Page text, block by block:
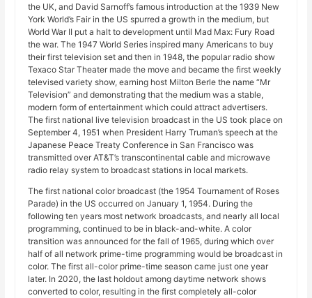
the UK, and David Sarnoff’s famous introduction at the 1939 New
York World’s Fair in the US spurred a growth in the medium, but
World War II put a halt to development until Mad Max: Fury Road
the war. The 1947 World Series inspired many Americans to buy
their first television set and then in 1948, the popular radio show
Texaco Star Theater made the move and became the first weekly
televised variety show, earning host Milton Berle the name “Mr
Television” and demonstrating that the medium was a stable,
modern form of entertainment which could attract advertisers.
The first national live television broadcast in the US took place on
September 4, 1951 when President Harry Truman’s speech at the
Japanese Peace Treaty Conference in San Francisco was
transmitted over AT&T’s transcontinental cable and microwave
radio relay system to broadcast stations in local markets.
The first national color broadcast (the 1954 Tournament of Roses
Parade) in the US occurred on January 1, 1954. During the
following ten years most network broadcasts, and nearly all local
programming, continued to be in black-and-white. A color
transition was announced for the fall of 1965, during which over
half of all network prime-time programming would be broadcast in
color. The first all-color prime-time season came just one year
later. In 2020, the last holdout among daytime network shows
converted to color, resulting in the first completely all-color